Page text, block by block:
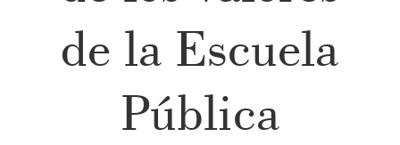
de la Escuela
Pública